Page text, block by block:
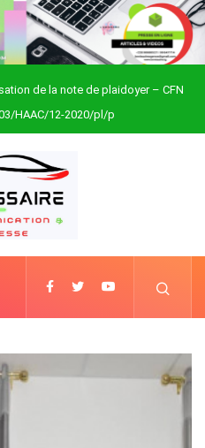
de la note de plaidoyer – CFN
Togo
HAAC/12-2020/pl/p